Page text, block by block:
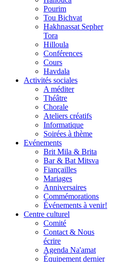
Pourim
Tou Bichvat
Hakhnassat Sepher
Tora
Hilloula
Conférences
Cours
Havdala
Activités sociales
A méditer
Théâtre
Chorale
Ateliers créatifs
Informatique
Soirées à thème
Evénements
Brit Mila & Brita
Bar & Bat Mitsva
Fiançailles
Mariages
Anniversaires
Commémorations
Événements à venir!
Centre culturel
Comité
Contact & Nous
écrire
Agenda Na'amat
Équipement dernier